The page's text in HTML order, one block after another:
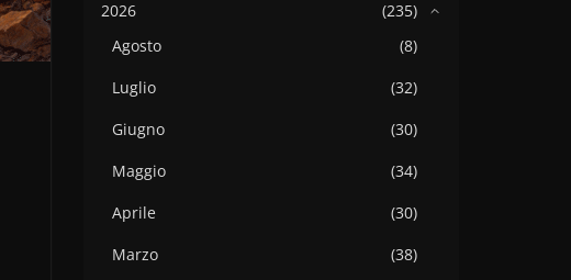
2026
(235)
Agosto
(8)
Luglio
(32)
Giugno
(30)
Maggio
(34)
Aprile
(30)
Marzo
(38)